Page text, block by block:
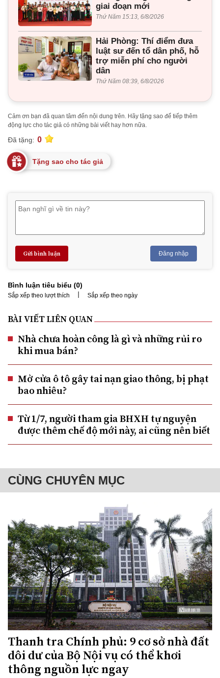
giai đoạn mới
Thứ Năm 15:13, 6/8/2026
Hải Phòng: Thí điểm đưa
luật sư đến tổ dân phố, hỗ
trợ miễn phí cho người
dân
Thứ Năm 08:39, 6/8/2026
Cảm ơn bạn đã quan tâm đến nội dung trên. Hãy tặng sao để tiếp thêm
động lực cho tác giả có những bài viết hay hơn nữa.
Đã tặng: 0
Tặng sao cho tác giả
Gửi bình luận Đăng nhập
Bình luận tiêu biểu (0)
Sắp xếp theo lượt thích | Sắp xếp theo ngày
BÀI VIẾT LIÊN QUAN
Nhà chưa hoàn công là gì và những rủi ro
khi mua bán?
Mở cửa ô tô gây tai nạn giao thông, bị phạt
bao nhiêu?
Từ 1/7, người tham gia BHXH tự nguyện
được thêm chế độ mới này, ai cũng nên biết
CÙNG CHUYÊN MỤC
Thanh tra Chính phủ: 9 cơ sở nhà đất
dôi dư của Bộ Nội vụ có thể khơi
thông nguồn lực ngay